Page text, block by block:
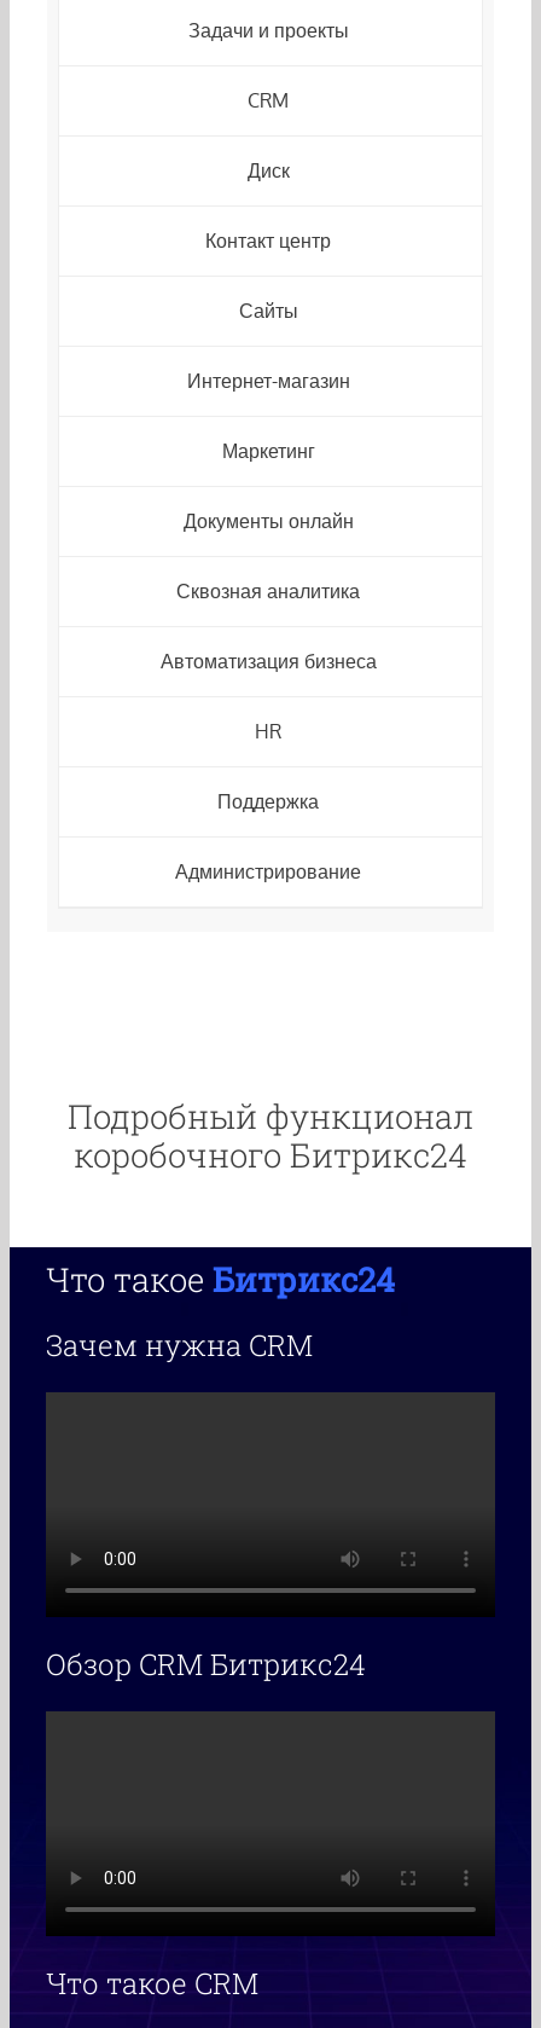
Задачи и проекты
CRM
Диск
Контакт центр
Сайты
Интернет-магазин
Маркетинг
Документы онлайн
Сквозная аналитика
Автоматизация бизнеса
HR
Поддержка
Администрирование
Подробный функционал
коробочного Битрикс24
Что такое Битрикс24
Зачем нужна CRM
Обзор CRM Битрикс24
Что такое CRM